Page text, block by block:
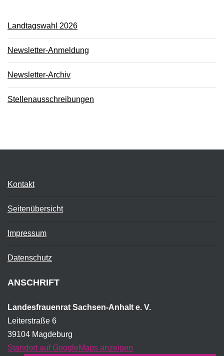
Landtagswahl 2026
Newsletter-Anmeldung
Newsletter-Archiv
Stellenausschreibungen
Kontakt
Seitenübersicht
Impressum
Datenschutz
ANSCHRIFT
Landesfrauenrat Sachsen-Anhalt e. V.
Leiterstraße 6
39104 Magdeburg
Standort auf GoogleMaps anzeigen